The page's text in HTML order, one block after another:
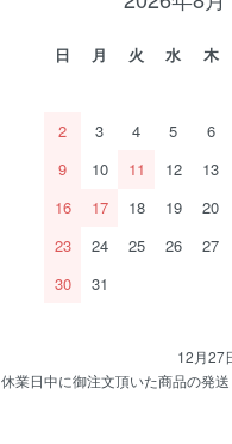
日 月 火 水 木
2
3 4 5 6
9
10 11 12 13
16
17 18 19 20
23
24 25 26 27
30
31
12月27
休業日中に御注文頂いた商品の発